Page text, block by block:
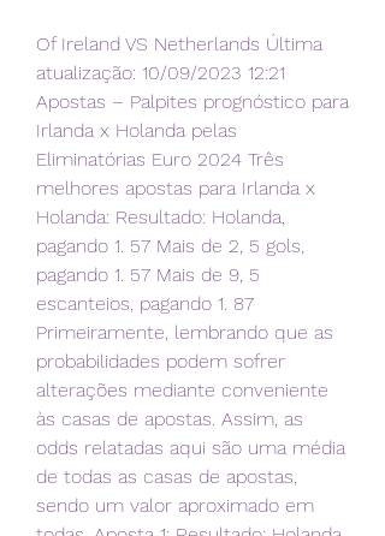
Of Ireland VS Netherlands Última
atualização: 10/09/2023 12:21
Apostas – Palpites prognóstico para
Irlanda x Holanda pelas
Eliminatórias Euro 2024 Três
melhores apostas para Irlanda x
Holanda: Resultado: Holanda,
pagando 1. 57 Mais de 2, 5 gols,
pagando 1. 57 Mais de 9, 5
escanteios, pagando 1. 87
Primeiramente, lembrando que as
probabilidades podem sofrer
alterações mediante conveniente
às casas de apostas. Assim, as
odds relatadas aqui são uma média
de todas as casas de apostas,
sendo um valor aproximado em